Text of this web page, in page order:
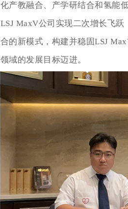
产教融合、产学研结合和氢能
MaxV公司实现二次增长飞
的新模式，构建并稳固LSJ
域的发展目标迈进。